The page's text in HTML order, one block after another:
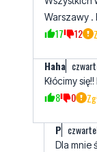
Warszawy .
17 12
Haha
Kłócimy
8 0
P
Dla mnie